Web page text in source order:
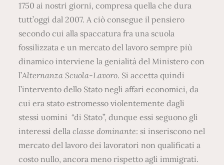
1750 ai nostri giorni, compresa quella che dura
tutt’oggi dal 2007. A ciò consegue il pensiero
secondo cui alla spaccatura fra una scuola
fossilizzata e un mercato del lavoro sempre più
dinamico interviene la genialità del Ministero con
l’Alternanza Scuola-Lavoro. Si accetta quindi
l’intervento dello Stato negli affari economici, da
cui era stato estromesso violentemente dagli
stessi uomini “di Stato”, dunque essi seguono gli
interessi dellaclasse dominante: si inseriscono nel
mercato del lavoro dei lavoratori non qualificati a
costo nullo, ancora meno rispetto agli immigrati.